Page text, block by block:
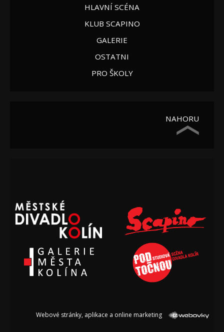
HLAVNÍ SCÉNA
KLUB SCAPINO
GALERIE
OSTATNI
PRO ŠKOLY
NAHORU
Webové stránky, aplikace a online marketing